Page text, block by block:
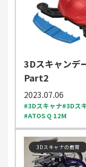
3Dスキャンデ
Part2
2023.07.06
3Dスキャナ 3Dス
ATOS Q 12M
3Dスキャナの教育